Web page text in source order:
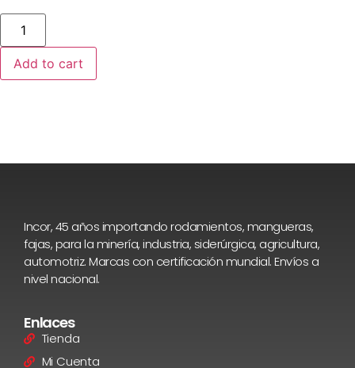
Add to cart
Incor, 45 años importando rodamientos, mangueras,
fajas, para la minería, industria, siderúrgica, agricultura,
automotriz. Marcas con certificación mundial. Envíos a
nivel nacional.
Enlaces
Tienda
Mi Cuenta